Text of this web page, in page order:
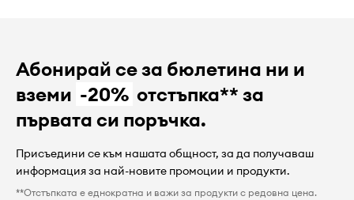
Абонирай се за бюлетина ни и
вземи -20% отстъпка** за
първата си поръчка.
Присъедини се към нашата общност, за да получаваш
информация за най-новите промоции и продукти.
**Отстъпката е еднократна и важи за продукти с редовна цена.